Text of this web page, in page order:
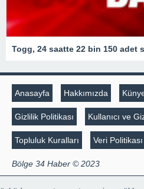
Togg, 24 saatte 22 bin 150 adet
Anasayfa Hakkımızda
Gizlilik Politikası Kullanıcı ve
Topluluk Kuralları Veri Politikası
Bölge 34 Haber © 2023